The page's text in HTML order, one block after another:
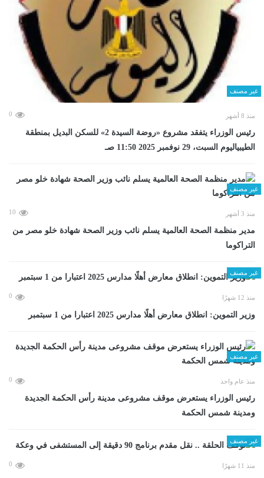
غير مصنف
منذ 8 أشهر 0
رئيس الوزراء يتفقد مشروع «روضة السيدة 2» للسكن البديل بمنطقة
الطيبياليوم السبت، 29 نوفمبر 2025 11:50 صـ
غير مصنف
منذ 3 أشهر 10
مدير منظمة الصحة العالمية يسلم نائب وزير الصحة شهادة خلو مصر من
التراكوما
غير مصنف
منذ 12 شهرًا 0
وزير التموين: انطلاق معارض أهلًا مدارس 2025 اعتبارا من 1 سبتمبر
غير مصنف
منذ عام واحد 0
رئيس الوزراء يستعرض موقف مشروعى مدينة رأس الحكمة الجديدة
ومدينة شمس الحكمة
غير مصنف
منذ 11 شهرًا 0